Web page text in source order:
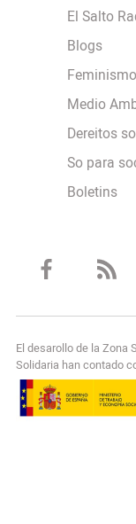
El Salto
Blogs
Medio
Dereitos
So para
Boletins
El desarollo de la Zona
Solidaria han contado